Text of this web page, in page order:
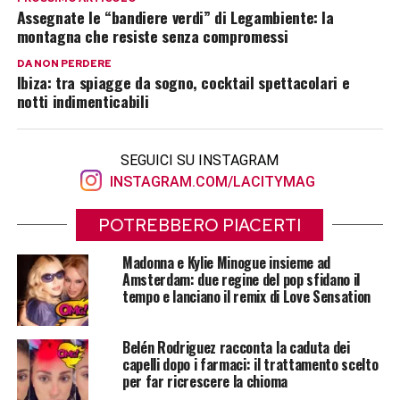
Assegnate le “bandiere verdi” di Legambiente: la
montagna che resiste senza compromessi
DA NON PERDERE
Ibiza: tra spiagge da sogno, cocktail spettacolari e
notti indimenticabili
SEGUICI SU INSTAGRAM
INSTAGRAM.COM/LACITYMAG
POTREBBERO PIACERTI
Madonna e Kylie Minogue insieme ad
Amsterdam: due regine del pop sfidano il
tempo e lanciano il remix di Love Sensation
Belén Rodriguez racconta la caduta dei
capelli dopo i farmaci: il trattamento scelto
per far ricrescere la chioma